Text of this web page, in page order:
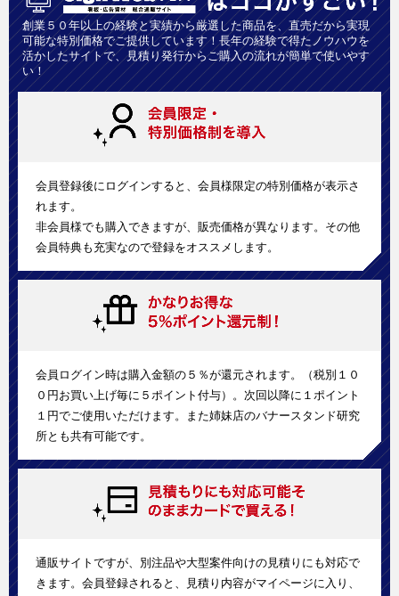
創業５０年以上の経験と実績から厳選した商品を、直売だから実現
可能な特別価格でご提供しています！長年の経験で得たノウハウを
活かしたサイトで、見積り発行からご購入の流れが簡単で使いやす
い！
会員登録後にログインすると、会員様限定の特別価格が表示さ
れます。
非会員様でも購入できますが、販売価格が異なります。その他
会員特典も充実なので登録をオススメします。
会員ログイン時は購入金額の５％が還元されます。（税別１０
０円お買い上げ毎に５ポイント付与）。次回以降に１ポイント
１円でご使用いただけます。また姉妹店のバナースタンド研究
所とも共有可能です。
通販サイトですが、別注品や大型案件向けの見積りにも対応で
きます。会員登録されると、見積り内容がマイページに入り、